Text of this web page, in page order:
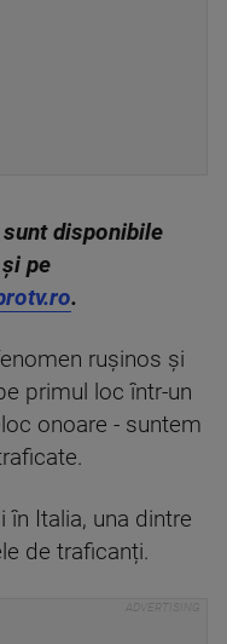
disponibile
și pe
.
rușinos și
primul loc într-un
onoare - suntem
în Italia, una dintre
de traficanți.